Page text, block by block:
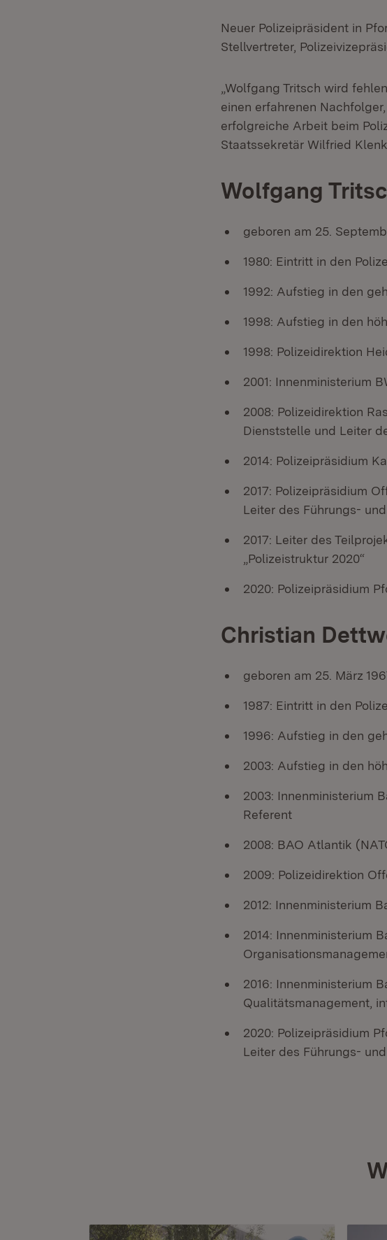
Neuer Polizeipräsident in
Stellvertreter,
„Wolfgang Tritsch wird
einen erfahrenen
erfolgreiche Arbeit beim
Staatssekretär Wilfried
Wolfgang
geboren am 25.
1980: Eintritt in den
1992: Aufstieg in den
1998: Aufstieg in den
1998: Polizeidirektion
2001: Innenministerium
2008: Polizeidirektion
Dienststelle und Leiter
2014: Polizeipräsidium
2017: Polizeipräsidium
Leiter des Führungs-
2017: Leiter des
„Polizeistruktur 2020“
2020: Polizeipräsidium
Christian
geboren am 25. März
1987: Eintritt in den
1996: Aufstieg in den
2003: Aufstieg in den
2003: Innenministerium
Referent
2008: BAO Atlantik
2009: Polizeidirektion
2012: Innenministerium
2014: Innenministerium
2016: Innenministerium
Qualitätsmanagement,
2020: Polizeipräsidium
Leiter des Führungs-